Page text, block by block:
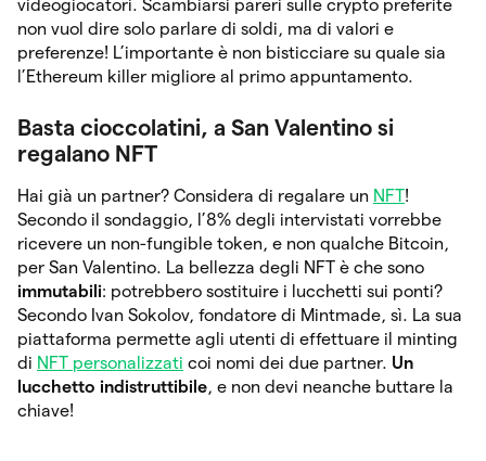
videogiocatori. Scambiarsi pareri sulle crypto preferite
non vuol dire solo parlare di soldi, ma di valori e
preferenze! L’importante è non bisticciare su quale sia
l’Ethereum killer migliore al primo appuntamento.
Basta cioccolatini, a San Valentino si
regalano NFT
Hai già un partner? Considera di regalare un NFT!
Secondo il sondaggio, l’8% degli intervistati vorrebbe
ricevere un non-fungible token, e non qualche Bitcoin,
per San Valentino. La bellezza degli NFT è che sono
immutabili: potrebbero sostituire i lucchetti sui ponti?
Secondo Ivan Sokolov, fondatore di Mintmade, sì. La sua
piattaforma permette agli utenti di effettuare il minting
di NFT personalizzati coi nomi dei due partner. Un
lucchetto indistruttibile, e non devi neanche buttare la
chiave!